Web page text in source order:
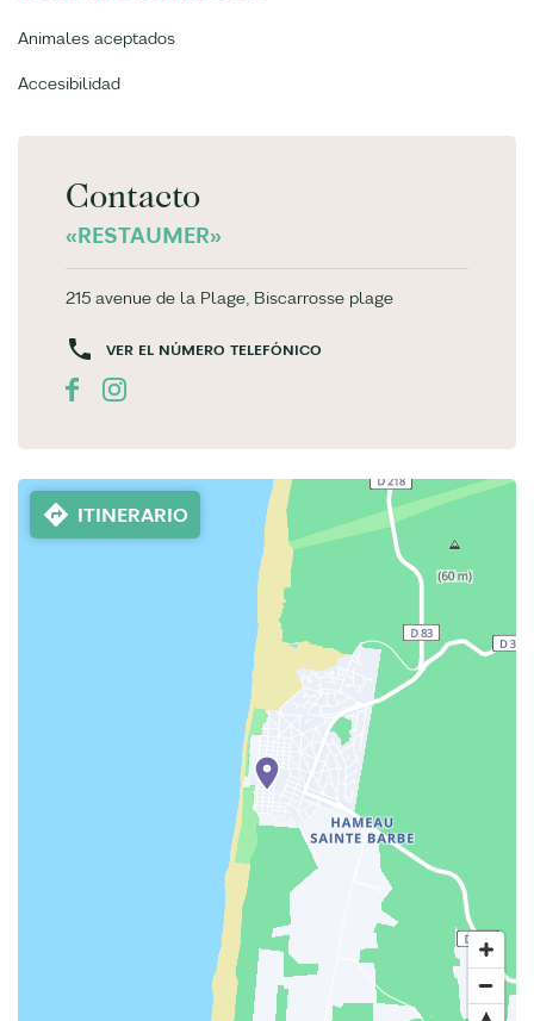
Animales aceptados
Accesibilidad
Contacto
«RESTAUMER»
215 avenue de la Plage, Biscarrosse plage
VER EL NÚMERO TELEFÓNICO
ITINERARIO